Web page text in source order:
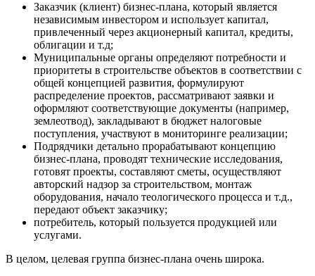
Заказчик (клиент) бизнес-плана, который является
независимым инвестором и использует капитал,
привлеченный через акционерный капитал, кредиты,
облигации и т.д;
Муниципальные органы определяют потребности и
приоритеты в строительстве объектов в соответствии с
общей концепцией развития, формулируют
распределение проектов, рассматривают заявки и
оформляют соответствующие документы (например,
землеотвод), закладывают в бюджет налоговые
поступления, участвуют в мониторинге реализации;
Подрядчики детально прорабатывают концепцию
бизнес-плана, проводят технические исследования,
готовят проекты, составляют сметы, осуществляют
авторский надзор за строительством, монтаж
оборудования, начало теологического процесса и т.д.,
передают объект заказчику;
потребитель, который пользуется продукцией или
услугами.
В целом, целевая группа бизнес-плана очень широка.